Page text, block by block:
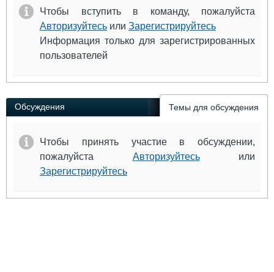
Чтобы вступить в команду, пожалуйста
Авторизуйтесь или Зарегистрируйтесь
Информация только для зарегистрированных
пользователей
Обсуждения Темы для обсуждения
Чтобы принять участие в обсуждении,
пожалуйста Авторизуйтесьили
Зарегистрируйтесь